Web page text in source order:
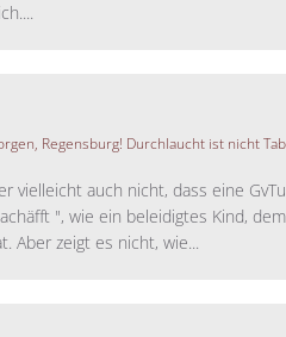
Regensburg! Durchlaucht ist nicht
vielleicht auch nicht, dass eine
", wie ein beleidigtes Kind,
Aber zeigt es nicht, wie...